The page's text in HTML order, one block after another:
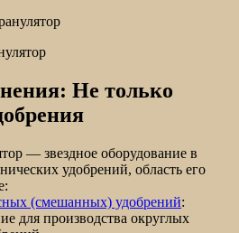
Не только
— звездное оборудование в
удобрений, область его
(смешанных) удобрений:
для производства округлых